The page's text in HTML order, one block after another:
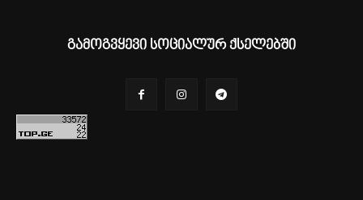
გამოგვყევი სოციალურ ქსელებში